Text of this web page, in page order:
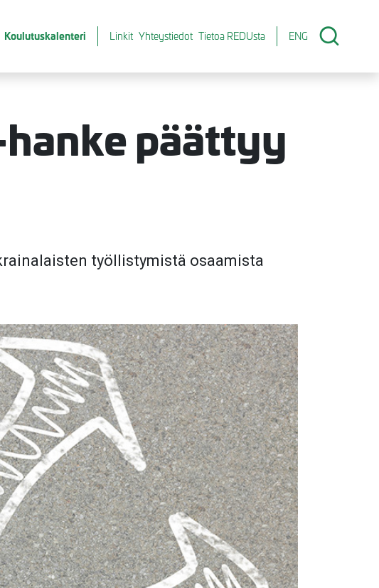
Koulutuskalenteri Linkit Yhteystiedot Tietoa REDUsta ENG
päättyy
työllistymistä osaamista